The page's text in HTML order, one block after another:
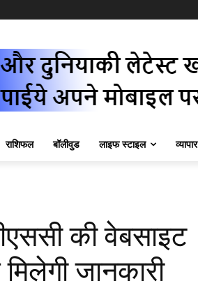
राशिफल बॉलीवुड लाइफ स्टाइल व्यापार
की वेबसाइट
जानकारी